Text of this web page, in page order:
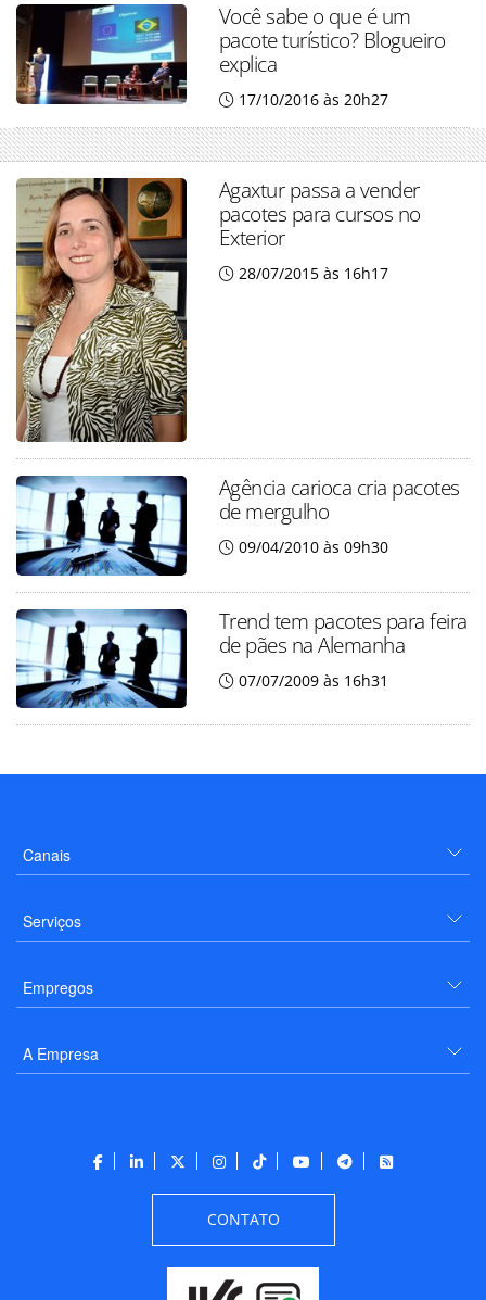
Você sabe o que é um
pacote turístico? Blogueiro
explica
17/10/2016 às 20h27
Agaxtur passa a vender
pacotes para cursos no
Exterior
28/07/2015 às 16h17
Agência carioca cria pacotes
de mergulho
09/04/2010 às 09h30
Trend tem pacotes para feira
de pães na Alemanha
07/07/2009 às 16h31
Canais
Serviços
Empregos
A Empresa
CONTATO